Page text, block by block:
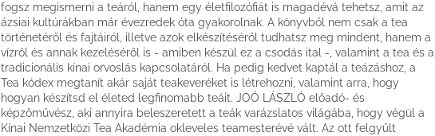
fogsz megismerni a teáról, hanem egy életfilozófiát is magadévá tehetsz, amit az
ázsiai kultúrákban már évezredek óta gyakorolnak. A könyvből nem csak a tea
történetéről és fajtáiról, illetve azok elkészítéséről tudhatsz meg mindent, hanem a
vízről és annak kezeléséről is - amiben készül ez a csodás ital -, valamint a tea és a
tradicionális kínai orvoslás kapcsolatáról. Ha pedig kedvet kaptál a teázáshoz, a
Tea kódex megtanít akár saját teakeveréket is létrehozni, valamint arra, hogy
hogyan készítsd el életed legfinomabb teáit. JOÓ LÁSZLÓ előadó- és
képzőművész, aki annyira beleszeretett a teák varázslatos világába, hogy végül a
Kínai Nemzetközi Tea Akadémia okleveles teamesterévé vált. Az ott felgyűlt